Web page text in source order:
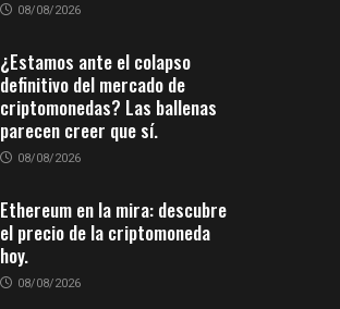
08/08/2026
¿Estamos ante el colapso
definitivo del mercado de
criptomonedas? Las ballenas
parecen creer que sí.
08/08/2026
Ethereum en la mira: descubre
el precio de la criptomoneda
hoy.
08/08/2026